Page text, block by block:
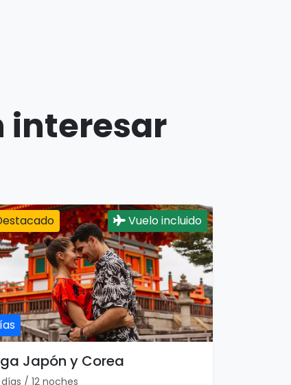
interesar
Vuelo incluido
Japón y Corea
días / 12 noches